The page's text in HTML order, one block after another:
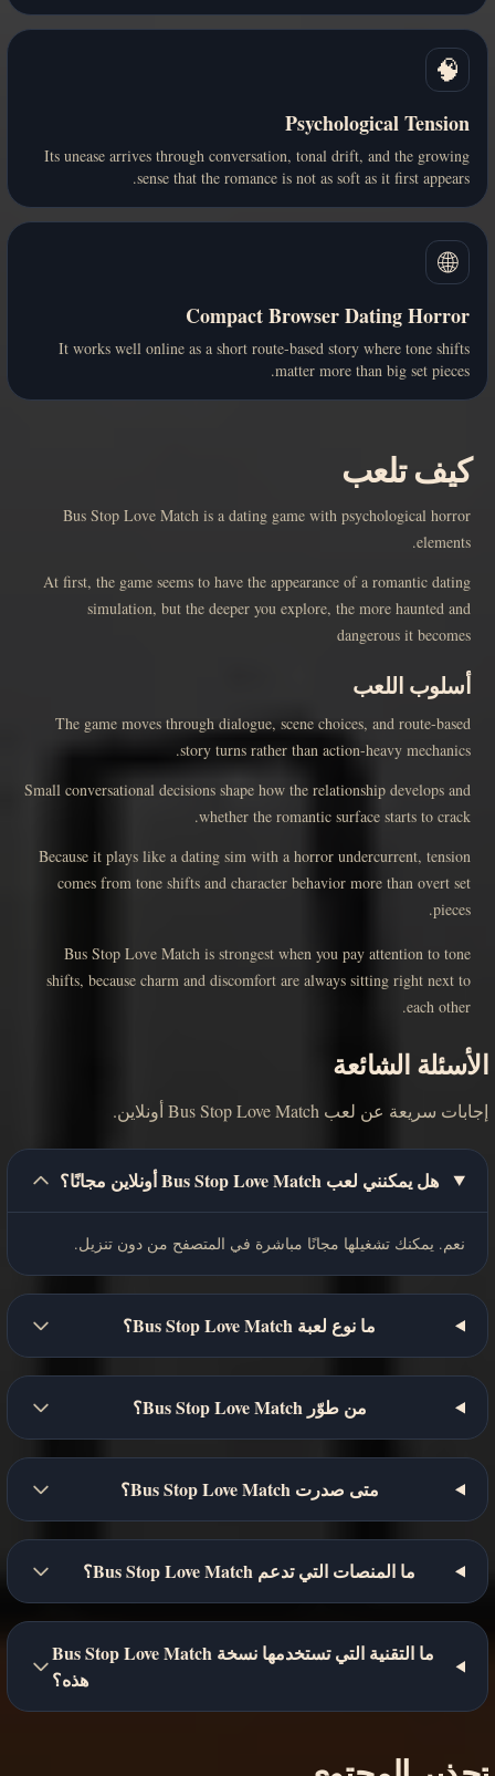
🧠
Psychological Tension
Its unease arrives through conversation, tonal drift, and the growing
sense that the romance is not as soft as it first appears.
🌐
Compact Browser Dating Horror
It works well online as a short route-based story where tone shifts
matter more than big set pieces.
كيف تلعب
Bus Stop Love Match is a dating game with psychological horror
elements.
At first, the game seems to have the appearance of a romantic dating
simulation, but the deeper you explore, the more haunted and
dangerous it becomes
أسلوب اللعب
The game moves through dialogue, scene choices, and route-based
story turns rather than action-heavy mechanics.
Small conversational decisions shape how the relationship develops and
whether the romantic surface starts to crack.
Because it plays like a dating sim with a horror undercurrent, tension
comes from tone shifts and character behavior more than overt set
pieces.
Bus Stop Love Match is strongest when you pay attention to tone
shifts, because charm and discomfort are always sitting right next to
each other.
الأسئلة الشائعة
إجابات سريعة عن لعب Bus Stop Love Match أونلاين.
هل يمكنني لعب Bus Stop Love Match أونلاين مجانًا؟
نعم. يمكنك تشغيلها مجانًا مباشرة في المتصفح من دون تنزيل.
ما نوع لعبة Bus Stop Love Match؟
من طوّر Bus Stop Love Match؟
متى صدرت Bus Stop Love Match؟
ما المنصات التي تدعم Bus Stop Love Match؟
ما التقنية التي تستخدمها نسخة Bus Stop Love Match
هذه؟